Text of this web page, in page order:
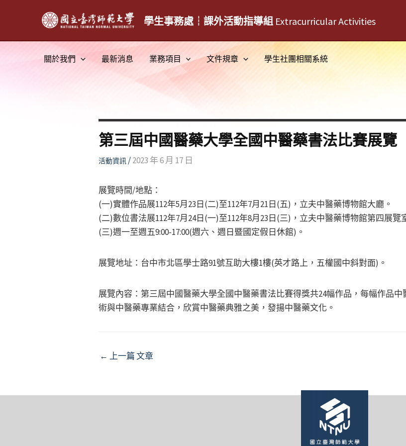
學生事務處┆課外活動指導組 Extracurricular Activities
關於我們 最新消息 業務項目 文件規章 學生社團相關系統
第三屆中國醫藥大學全國中醫藥書法比賽展覽
活動資訊/2023 年 6 月 17 日
展覽時間/地點：
(一)實體作品展112年5月23日(二)至112年7月21日(五)，立夫中醫藥博物館大廳。
(二)數位書法展112年7月24日(一)至112年8月23日(三)，立夫中醫藥博物館第四展覽
(三)週一至週五9:00-17:00(週六、週日暨國定假日休館)。
展覽地址：台中市北區學士路91號互助大樓1樓(英才路上，五權國中斜對面)。
展覽內容：第三屆中國醫藥大學全國中醫藥書法比賽得獎共24幅作品，每幅作品
術與中醫藥專業結合，欣賞中醫藥典雅之美，發揚中醫藥文化。
Post
← 上一篇 文章